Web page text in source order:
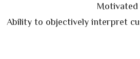
Ability to objectively interpret